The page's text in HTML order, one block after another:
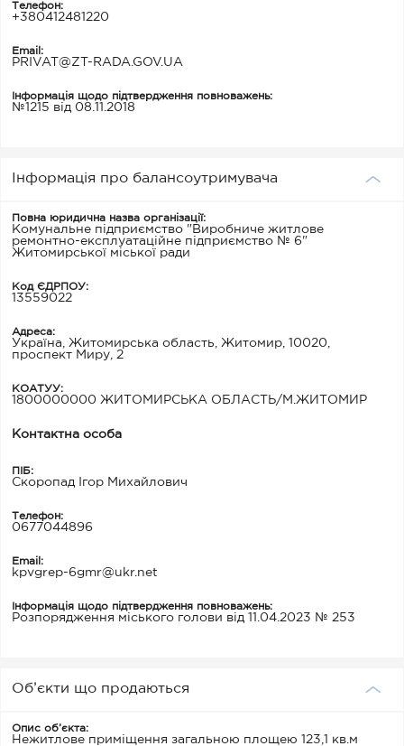
Телефон:
+380412481220
Email:
PRIVAT@ZT-RADA.GOV.UA
Інформація щодо підтвердження повноважень:
№1215 від 08.11.2018
Інформація про балансоутримувача
Повна юридична назва організації:
Комунальне підприємство "Виробниче житлове
ремонтно-експлуатаційне підприємство № 6"
Житомирської міської ради
Код ЄДРПОУ:
13559022
Адреса:
Україна, Житомирська область, Житомир, 10020,
проспект Миру, 2
КОАТУУ:
1800000000 ЖИТОМИРСЬКА ОБЛАСТЬ/М.ЖИТОМИР
Контактна особа
ПІБ:
Скоропад Ігор Михайлович
Телефон:
0677044896
Email:
kpvgrep-6gmr@ukr.net
Інформація щодо підтвердження повноважень:
Розпорядження міського голови від 11.04.2023 № 253
Об’єкти що продаються
Опис об’єкта:
Нежитлове приміщення загальною площею 123,1 кв.м